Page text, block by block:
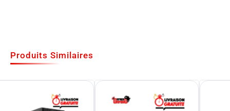
Produits Similaires